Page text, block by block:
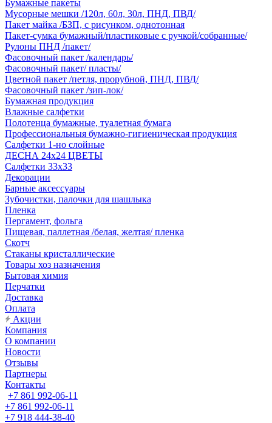
Бумажные пакеты
Мусорные мешки /120л, 60л, 30л, ПНД, ПВД/
Пакет майка /БЗП, с рисунком, однотонная
Пакет-сумка бумажный/пластиковые с ручкой/собранные/
Рулоны ПНД /пакет/
Фасовочный пакет /календарь/
Фасовочный пакет/ пласты/
Цветной пакет /петля, прорубной, ПНД, ПВД/
Фасовочный пакет /зип-лок/
Бумажная продукция
Влажные салфетки
Полотенца бумажные, туалетная бумага
Профессиональныя бумажно-гигиеническая продукция
Салфетки 1-но слойные
ДЕСНА 24х24 ЦВЕТЫ
Салфетки 33х33
Декорации
Барные аксессуары
Зубочистки, палочки для шашлыка
Пленка
Пергамент, фольга
Пищевая, паллетная /белая, желтая/ пленка
Скотч
Стаканы кристаллические
Товары хоз назначения
Бытовая химия
Перчатки
Доставка
Оплата
Акции
Компания
О компании
Новости
Отзывы
Партнеры
Контакты
+7 861 992-06-11
+7 861 992-06-11
+7 918 444-38-40